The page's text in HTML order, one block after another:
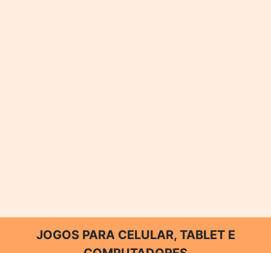
JOGOS PARA CELULAR, TABLET E